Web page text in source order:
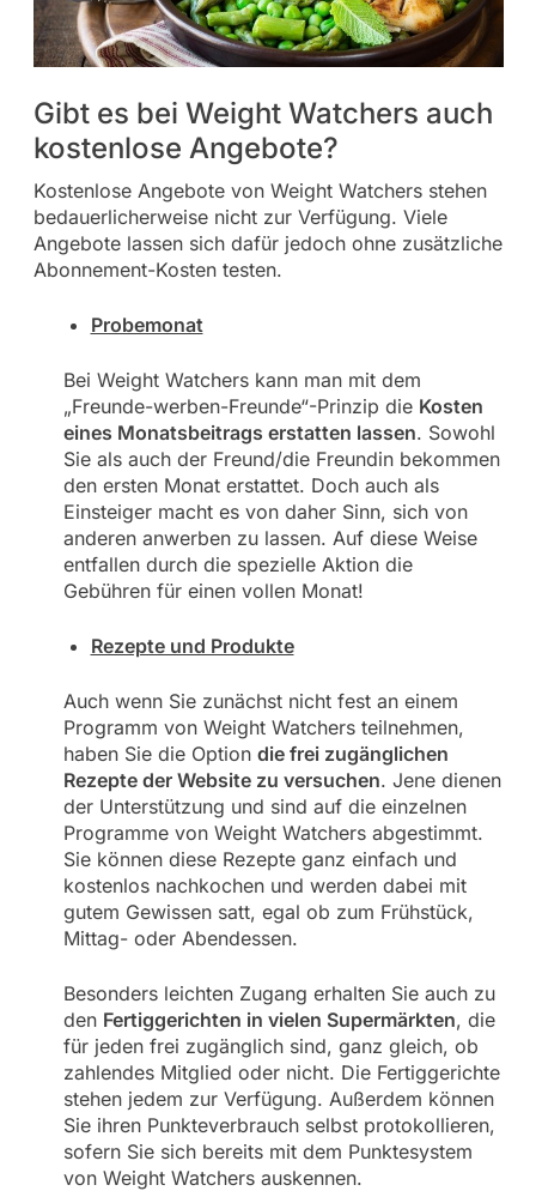
Gibt es bei Weight Watchers auch
kostenlose Angebote?
Kostenlose Angebote von Weight Watchers stehen
bedauerlicherweise nicht zur Verfügung. Viele
Angebote lassen sich dafür jedoch ohne zusätzliche
Abonnement-Kosten testen.
Probemonat
Bei Weight Watchers kann man mit dem
„Freunde-werben-Freunde“-Prinzip die Kosten
eines Monatsbeitrags erstatten lassen. Sowohl
Sie als auch der Freund/die Freundin bekommen
den ersten Monat erstattet. Doch auch als
Einsteiger macht es von daher Sinn, sich von
anderen anwerben zu lassen. Auf diese Weise
entfallen durch die spezielle Aktion die
Gebühren für einen vollen Monat!
Rezepte und Produkte
Auch wenn Sie zunächst nicht fest an einem
Programm von Weight Watchers teilnehmen,
haben Sie die Option die frei zugänglichen
Rezepte der Website zu versuchen. Jene dienen
der Unterstützung und sind auf die einzelnen
Programme von Weight Watchers abgestimmt.
Sie können diese Rezepte ganz einfach und
kostenlos nachkochen und werden dabei mit
gutem Gewissen satt, egal ob zum Frühstück,
Mittag- oder Abendessen.
Besonders leichten Zugang erhalten Sie auch zu
den Fertiggerichten in vielen Supermärkten, die
für jeden frei zugänglich sind, ganz gleich, ob
zahlendes Mitglied oder nicht. Die Fertiggerichte
stehen jedem zur Verfügung. Außerdem können
Sie ihren Punkteverbrauch selbst protokollieren,
sofern Sie sich bereits mit dem Punktesystem
von Weight Watchers auskennen.